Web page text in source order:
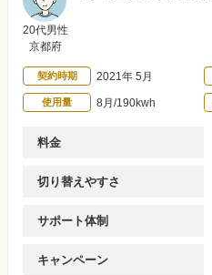
20代男性
京都府
契約時期 2021年 5月
使用量 8月/190kwh
料金
切り替えやすさ
サポート体制
キャンペーン